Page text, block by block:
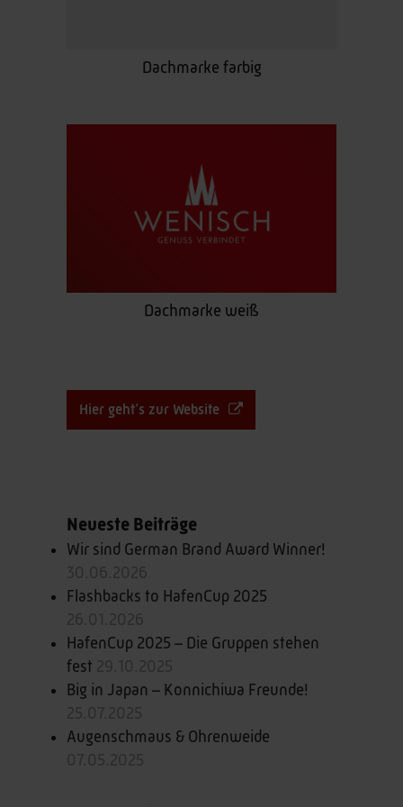
Dachmarke farbig
Dachmarke weiß
Hier geht’s zur Website
Neueste Beiträge
Wir sind German Brand Award Winner!
Flashbacks to HafenCup 2025
HafenCup 2025 – Die Gruppen stehen
fest
Big in Japan – Konnichiwa Freunde!
Augenschmaus & Ohrenweide